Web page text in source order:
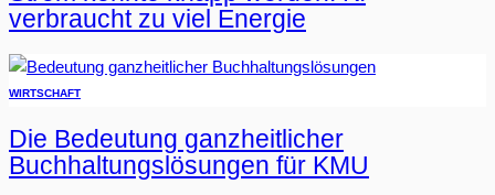
verbraucht zu viel Energie
WIRTSCHAFT
Die Bedeutung ganzheitlicher
Buchhaltungslösungen für KMU